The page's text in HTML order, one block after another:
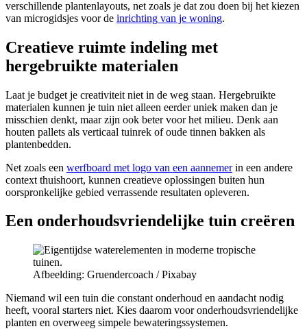
verschillende plantenlayouts, net zoals je dat zou doen bij het kiezen
van microgidsjes voor de inrichting van je woning.
Creatieve ruimte indeling met
hergebruikte materialen
Laat je budget je creativiteit niet in de weg staan. Hergebruikte
materialen kunnen je tuin niet alleen eerder uniek maken dan je
misschien denkt, maar zijn ook beter voor het milieu. Denk aan
houten pallets als verticaal tuinrek of oude tinnen bakken als
plantenbedden.
Net zoals een werfboard met logo van een aannemerin een andere
context thuishoort, kunnen creatieve oplossingen buiten hun
oorspronkelijke gebied verrassende resultaten opleveren.
Een onderhoudsvriendelijke tuin creëren
Afbeelding: Gruendercoach / Pixabay
Niemand wil een tuin die constant onderhoud en aandacht nodig
heeft, vooral starters niet. Kies daarom voor onderhoudsvriendelijke
planten en overweeg simpele bewateringssystemen.